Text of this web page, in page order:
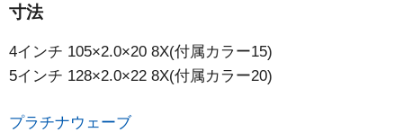
寸法
4インチ 105×2.0×20 8X(付属カラー15)
5インチ 128×2.0×22 8X(付属カラー20)
プラチナウェーブ